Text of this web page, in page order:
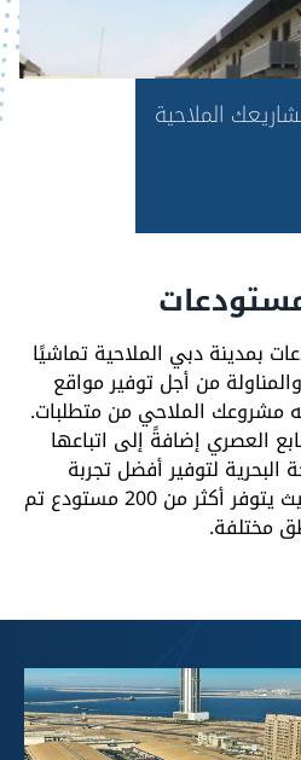
الملاحية
بمدينة دبي الملاحية تماشيًا
من أجل توفير مواقع
مشروعك الملاحي من متطلبات.
العصري إضافةً إلى اتباعها
البحرية لتوفير أفضل تجربة
لأصحاب المشاريع لدينا حيث يتوفر أكثر من 200 مستودع تم
مختلفة.